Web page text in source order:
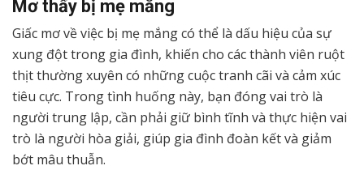
Mơ thấy bị mẹ mắng
Giấc mơ về việc bị mẹ mắng có thể là dấu hiệu của sự
xung đột trong gia đình, khiến cho các thành viên ruột
thịt thường xuyên có những cuộc tranh cãi và cảm xúc
tiêu cực. Trong tình huống này, bạn đóng vai trò là
người trung lập, cần phải giữ bình tĩnh và thực hiện vai
trò là người hòa giải, giúp gia đình đoàn kết và giảm
bớt mâu thuẫn.